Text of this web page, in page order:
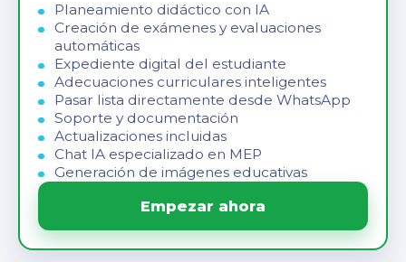
Planeamiento didáctico con IA
Creación de exámenes y evaluaciones
automáticas
Expediente digital del estudiante
Adecuaciones curriculares inteligentes
Pasar lista directamente desde WhatsApp
Soporte y documentación
Actualizaciones incluidas
Chat IA especializado en MEP
Generación de imágenes educativas
Empezar ahora